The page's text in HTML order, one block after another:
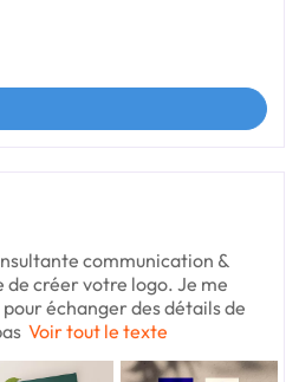
communication &
créer votre logo. Je me
échanger des détails de
Voir tout le texte